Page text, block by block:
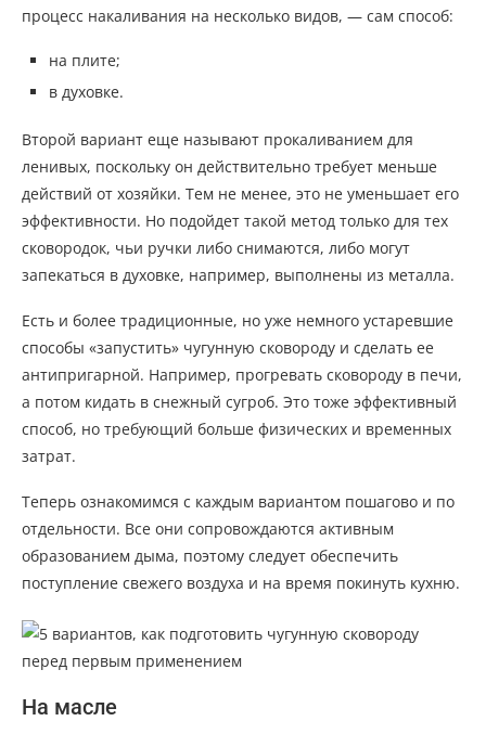
процесс накаливания на несколько видов, — сам способ:
на плите;
в духовке.
Второй вариант еще называют прокаливанием для
ленивых, поскольку он действительно требует меньше
действий от хозяйки. Тем не менее, это не уменьшает его
эффективности. Но подойдет такой метод только для тех
сковородок, чьи ручки либо снимаются, либо могут
запекаться в духовке, например, выполнены из металла.
Есть и более традиционные, но уже немного устаревшие
способы «запустить» чугунную сковороду и сделать ее
антипригарной. Например, прогревать сковороду в печи,
а потом кидать в снежный сугроб. Это тоже эффективный
способ, но требующий больше физических и временных
затрат.
Теперь ознакомимся с каждым вариантом пошагово и по
отдельности. Все они сопровождаются активным
образованием дыма, поэтому следует обеспечить
поступление свежего воздуха и на время покинуть кухню.
На масле